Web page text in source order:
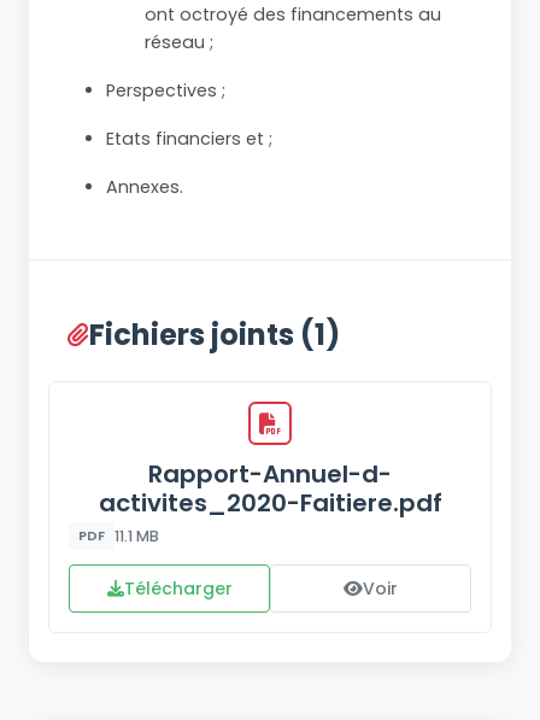
ont octroyé des financements au
réseau ;
Perspectives ;
Etats financiers et ;
Annexes.
Fichiers joints (1)
Rapport-Annuel-d-
activites_2020-Faitiere.pdf
PDF 11.1 MB
Télécharger Voir